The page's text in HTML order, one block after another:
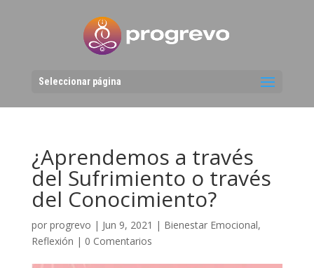
Seleccionar página
¿Aprendemos a través
del Sufrimiento o través
del Conocimiento?
por progrevo | Jun 9, 2021 | Bienestar Emocional,
Reflexión | 0 Comentarios